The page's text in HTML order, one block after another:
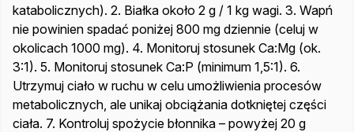
katabolicznych). 2. Białka około 2 g / 1 kg wagi. 3. Wapń
nie powinien spadać poniżej 800 mg dziennie (celuj w
okolicach 1000 mg). 4. Monitoruj stosunek Ca:Mg (ok.
3:1). 5. Monitoruj stosunek Ca:P (minimum 1,5:1). 6.
Utrzymuj ciało w ruchu w celu umożliwienia procesów
metabolicznych, ale unikaj obciążania dotkniętej części
ciała. 7. Kontroluj spożycie błonnika – powyżej 20 g